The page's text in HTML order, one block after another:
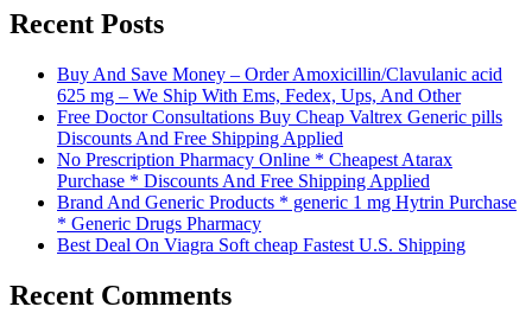
Recent Posts
Buy And Save Money – Order Amoxicillin/Clavulanic acid
625 mg – We Ship With Ems, Fedex, Ups, And Other
Free Doctor Consultations Buy Cheap Valtrex Generic pills
Discounts And Free Shipping Applied
No Prescription Pharmacy Online * Cheapest Atarax
Purchase * Discounts And Free Shipping Applied
Brand And Generic Products * generic 1 mg Hytrin Purchase
* Generic Drugs Pharmacy
Best Deal On Viagra Soft cheap Fastest U.S. Shipping
Recent Comments